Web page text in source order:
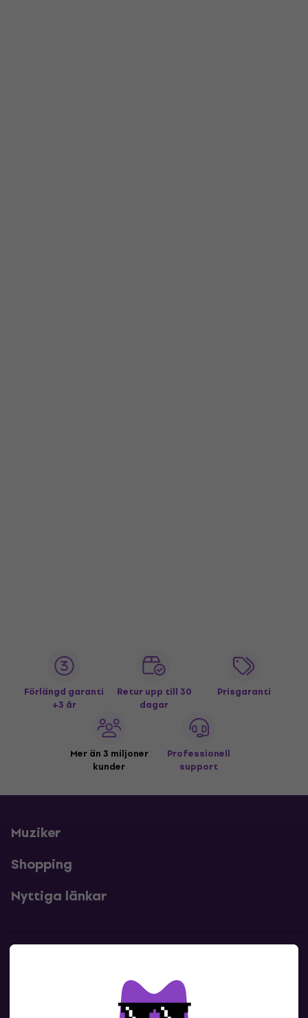
Förlängd garanti
+3 år
Retur upp till 30
dagar
Prisgaranti
Mer än 3 miljoner
kunder
Professionell
support
Muziker
Shopping
Nyttiga länkar
Kontakta oss